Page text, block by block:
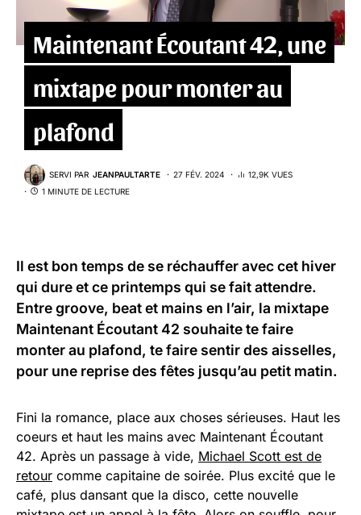
Maintenant Écoutant 42, une
mixtape pour monter au
plafond
SERVI PAR JEANPAULTARTE 27 FÉV. 2024
12,9K VUES
1 MINUTE DE LECTURE
Il est bon temps de se réchauffer avec cet hiver
qui dure et ce printemps qui se fait attendre.
Entre groove, beat et mains en l’air, la mixtape
Maintenant Écoutant 42 souhaite te faire
monter au plafond, te faire sentir des aisselles,
pour une reprise des fêtes jusqu’au petit matin.
Fini la romance, place aux choses sérieuses. Haut les
coeurs et haut les mains avec Maintenant Écoutant
42. Après un passage à vide, Michael Scott est de
retour comme capitaine de soirée. Plus excité que le
café, plus dansant que la disco, cette nouvelle